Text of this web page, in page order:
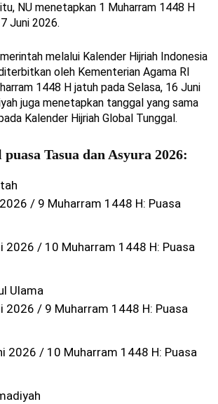
NU menetapkan 1 Muharram 1448 H
Juni 2026.
melalui Kalender Hijriah Indonesia
oleh Kementerian Agama RI
1448 H jatuh pada Selasa, 16 Juni
juga menetapkan tanggal yang sama
Kalender Hijriah Global Tunggal.
Tasua dan Asyura 2026:
/ 9 Muharram 1448 H: Puasa
2026 / 10 Muharram 1448 H: Puasa
Ulama
2026 / 9 Muharram 1448 H: Puasa
2026 / 10 Muharram 1448 H: Puasa